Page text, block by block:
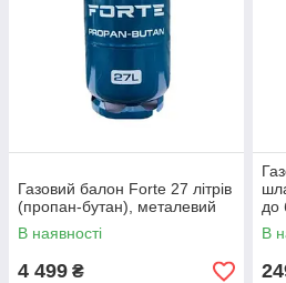
Газовий балон Forte 27 літрів
(пропан-бутан), металевий
В наявності
4 499 ₴
до
В